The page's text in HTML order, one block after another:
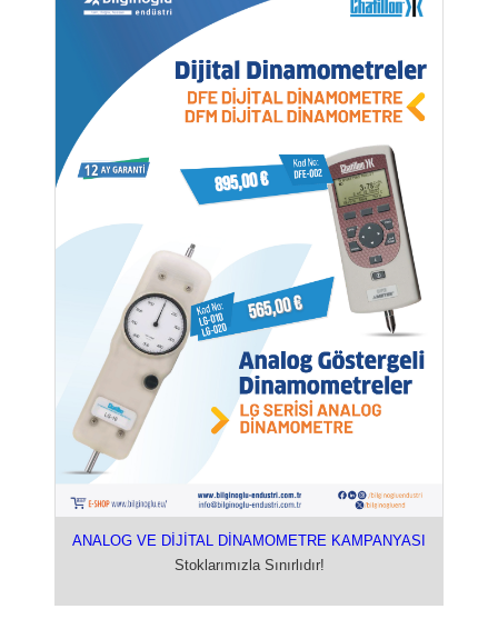
ANALOG VE DİJİTAL DİNAMOMETRE KAMPANYASI
Stoklarımızla Sınırlıdır!